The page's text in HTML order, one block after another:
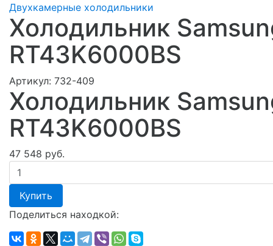
Двухкамерные холодильники
Холодильник
RT43K6000BS
Артикул: 732-409
Холодильник
RT43K6000BS
47 548 руб.
Купить
Поделиться находкой: